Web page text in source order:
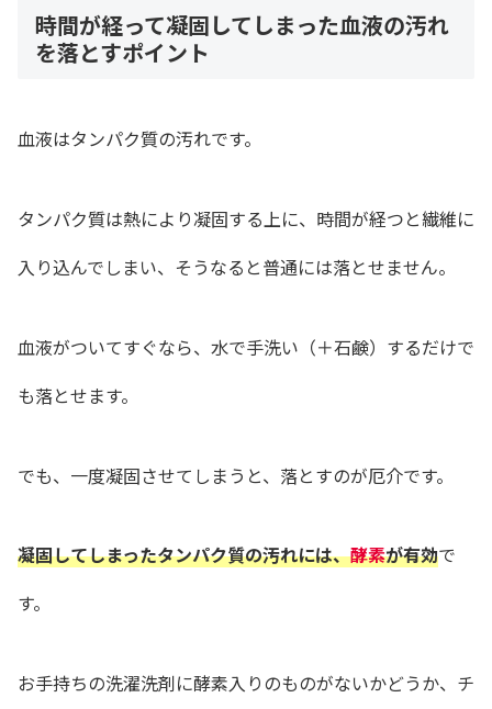
時間が経って凝固してしまった血液の汚れ
を落とすポイント
血液はタンパク質の汚れです。
タンパク質は熱により凝固する上に、時間が経つと繊維に
入り込んでしまい、そうなると普通には落とせません。
血液がついてすぐなら、水で手洗い（＋石鹸）するだけで
も落とせます。
でも、一度凝固させてしまうと、落とすのが厄介です。
凝固してしまったタンパク質の汚れには、酵素が有効で
す。
お手持ちの洗濯洗剤に酵素入りのものがないかどうか、チ